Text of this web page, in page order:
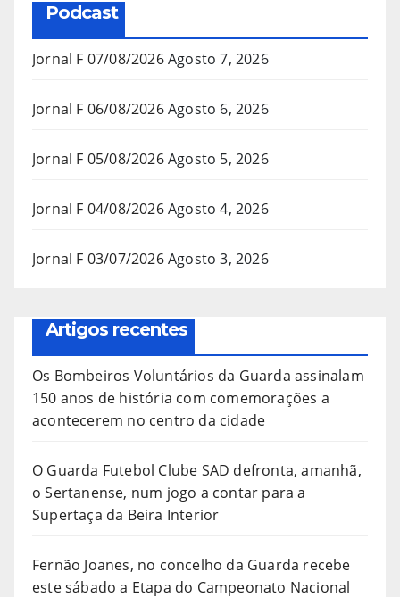
Podcast
Jornal F 07/08/2026Agosto 7, 2026
Jornal F 06/08/2026Agosto 6, 2026
Jornal F 05/08/2026Agosto 5, 2026
Jornal F 04/08/2026Agosto 4, 2026
Jornal F 03/07/2026Agosto 3, 2026
Artigos recentes
Os Bombeiros Voluntários da Guarda assinalam
150 anos de história com comemorações a
acontecerem no centro da cidade
O Guarda Futebol Clube SAD defronta, amanhã,
o Sertanense, num jogo a contar para a
Supertaça da Beira Interior
Fernão Joanes, no concelho da Guarda recebe
este sábado a Etapa do Campeonato Nacional